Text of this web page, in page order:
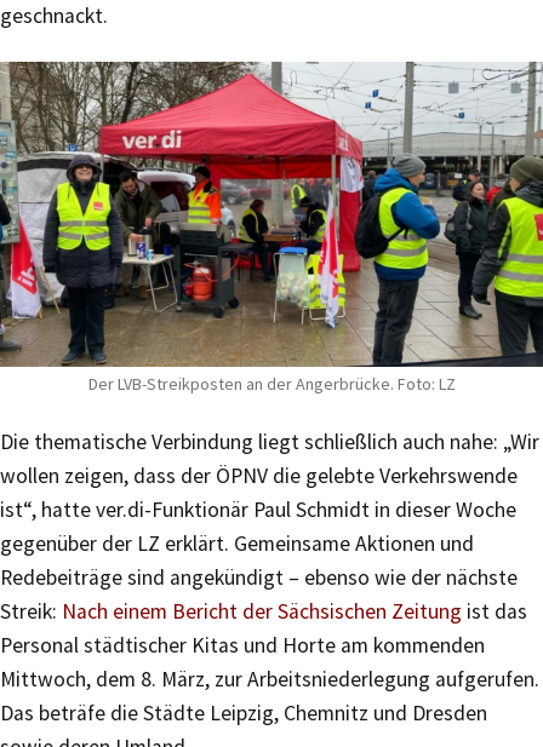
geschnackt.
Der LVB-Streikposten an der Angerbrücke. Foto: LZ
Die thematische Verbindung liegt schließlich auch nahe: „Wir
wollen zeigen, dass der ÖPNV die gelebte Verkehrswende
ist“, hatte ver.di-Funktionär Paul Schmidt in dieser Woche
gegenüber der LZ erklärt. Gemeinsame Aktionen und
Redebeiträge sind angekündigt – ebenso wie der nächste
Streik: Nach einem Bericht der Sächsischen Zeitung ist das
Personal städtischer Kitas und Horte am kommenden
Mittwoch, dem 8. März, zur Arbeitsniederlegung aufgerufen.
Das beträfe die Städte Leipzig, Chemnitz und Dresden